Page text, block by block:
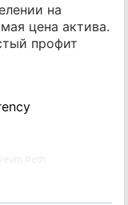
на
цена актива.
профит